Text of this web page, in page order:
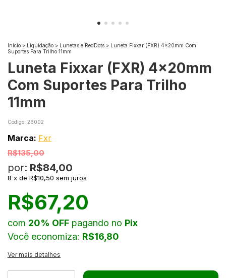
Início > Liquidação > Lunetas e RedDots >
Luneta Fixxar (FXR) 4x20mm Com
Suportes Para Trilho 11mm
Luneta Fixxar (FXR) 4x20mm
Com Suportes Para Trilho
11mm
Código: 26002
Marca: Fxr
R$135,00
por: R$84,00
8 x de R$10,50 sem juros
R$67,20
com 20% OFF pagando no Pix
Você economiza: R$16,80
Ver mais detalhes